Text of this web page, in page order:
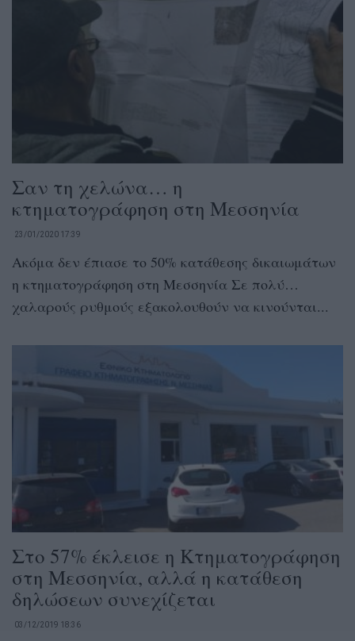
Σαν τη χελώνα… η
κτηματογράφηση στη Μεσσηνία
23/01/2020 17:39
Ακόμα δεν έπιασε το 50% κατάθεσης δικαιωμάτων
η κτηματογράφηση στη Μεσσηνία Σε πολύ…
χαλαρούς ρυθμούς εξακολουθούν να κινούνται...
Στο 57% έκλεισε η Κτηματογράφηση
στη Μεσσηνία, αλλά η κατάθεση
δηλώσεων συνεχίζεται
03/12/2019 18:36